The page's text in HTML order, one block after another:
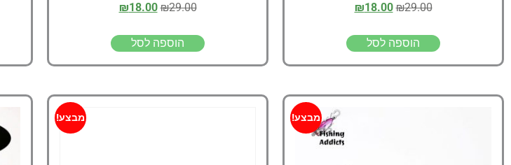
₪29.00
₪18.00
הוספה לסל
₪29.00
₪18.00
הוספה לסל
מבצע! מבצע!